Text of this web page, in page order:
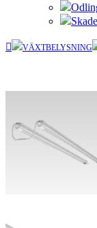
VÄXTBELYSNING